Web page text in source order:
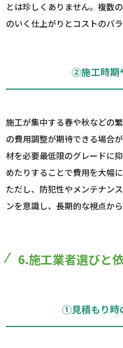
とは珍しくありません。複数
のいく仕上がりとコストのバ
②施工時期
施工が集中する春や秋などの
の費用調整が期待できる場合
材を必要最低限のグレードに
めたりすることで費用を大幅
ただし、防犯性やメンテナン
ンを意識し、長期的な視点か
6.施工業者選びと
①見積もり時